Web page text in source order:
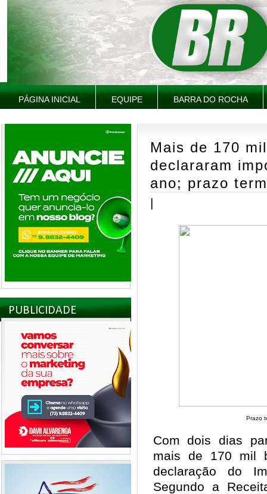
PÁGINA INICIAL EQUIPE BARRA DO ROCHA
PUBLICIDADE
Mais de 170
declararam
ano; prazo
|
Prazo
Com dois dias
mais de 170 mil
declaração do
Segundo a